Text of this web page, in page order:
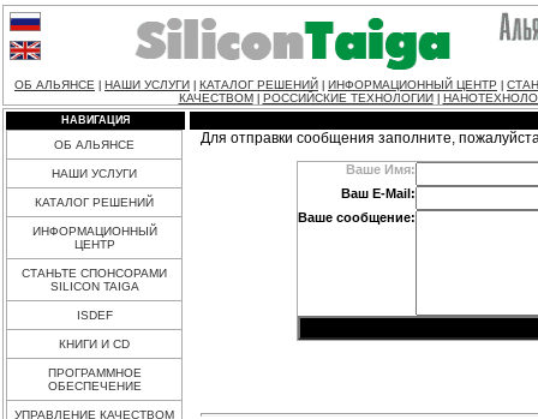
ОБ АЛЬЯНСЕ НАШИ УСЛУГИ КАТАЛОГ РЕШЕНИЙ ИНФОРМАЦИОННЫЙ ЦЕНТР
КАЧЕСТВОМ
РОССИЙСКИЕ ТЕХНОЛОГИИ
НАВИГАЦИЯ
ОБ АЛЬЯНСЕ
НАШИ УСЛУГИ
КАТАЛОГ РЕШЕНИЙ
ИНФОРМАЦИОННЫЙ
ЦЕНТР
СТАНЬТЕ СПОНСОРАМИ
SILICON TAIGA
ISDEF
КНИГИ И CD
ПРОГРАММНОЕ
ОБЕСПЕЧЕНИЕ
УПРАВЛЕНИЕ КАЧЕСТВОМ
Для отправки сообщения заполните,
Ваше Имя:
Ваш E-Mail:
Ваше сообщение: